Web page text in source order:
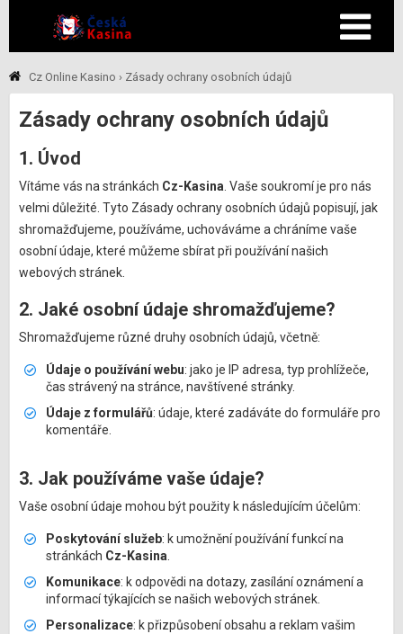
Cz Online Kasino › Zásady ochrany osobních údajů
Zásady ochrany osobních údajů
1. Úvod
Vítáme vás na stránkách Cz-Kasina . Vaše soukromí je pro nás
velmi důležité. Tyto Zásady ochrany osobních údajů popisují, jak
shromažďujeme, používáme, uchováváme a chráníme vaše
osobní údaje, které můžeme sbírat při používání našich
webových stránek.
2. Jaké osobní údaje shromažďujeme?
Shromažďujeme různé druhy osobních údajů, včetně:
Údaje o používání webu: jako je IP adresa, typ prohlížeče,
čas strávený na stránce, navštívené stránky.
Údaje z formulářů: údaje, které zadáváte do formuláře pro
komentáře.
3. Jak používáme vaše údaje?
Vaše osobní údaje mohou být použity k následujícím účelům:
Poskytování služeb: k umožnění používání funkcí na
stránkách Cz-Kasina
Komunikace: k odpovědi na dotazy, zasílání oznámení a
informací týkajících se našich webových stránek.
Personalizace: k přizpůsobení obsahu a reklam vašim